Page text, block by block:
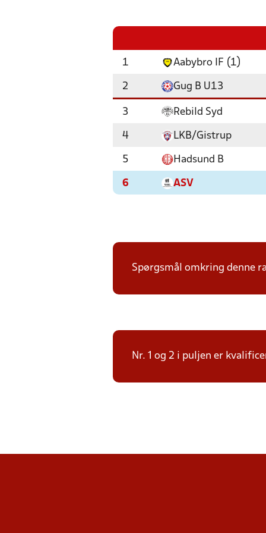
1 Aabybro IF (1)
2 Gug B U13
3 Rebild Syd
4 LKB/Gistrup
5 Hadsund B
6 ASV
Spørgsmål omkring denne
Nr. 1 og 2 i puljen er